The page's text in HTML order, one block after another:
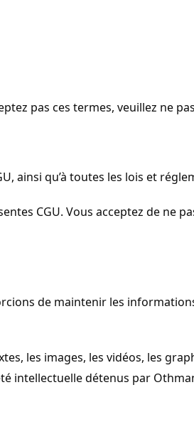
pas ces termes, veuillez ne
ainsi qu’à toutes les lois et
CGU. Vous acceptez de ne
de maintenir les
les images, les vidéos, les
intellectuelle détenus par